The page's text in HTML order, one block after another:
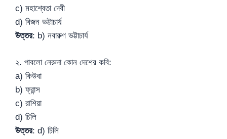
c) মহাশ্বেতা দেবী
d) বিজন ভট্টাচার্য
উত্তর: b) নবারুণ ভট্টাচার্য
২. পাবলো নেরুদা কোন দেশের কবি:
a) কিউবা
b) ফ্রান্স
c) রাশিয়া
d) চিলি
উত্তর: d) চিলি